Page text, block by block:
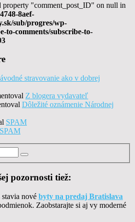
property "comment_post_ID" on null in
8aef-
sub/progres/wp-
to-comments/subscribe-to-
stravovanie ako v dobrej
Z blogera vydavateľ
Dôležité oznámenie Národnej
SPAM
SPAM
pozornosti tiež:
nové byty na predaj Bratislava
Zaobstarajte si aj vy moderné